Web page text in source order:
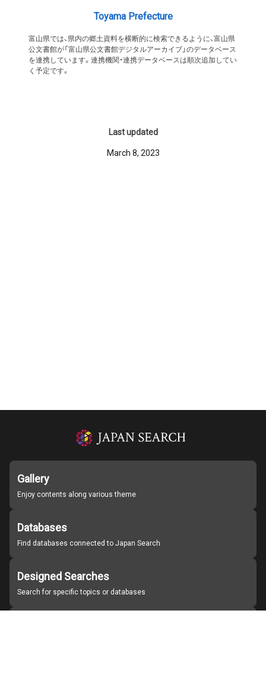
Toyama Prefecture
富山県では、県内の郷土資料を横断的に検索できるように、富山県
公文書館が「富山県公文書館デジタルアーカイブ」のデータベース
を連携しています。連携機関・連携データベースは順次追加してい
く予定です。
Last updated
March 8, 2023
Gallery
Enjoy contents along various theme
Databases
Find databases connected to Japan Search
Designed Searches
Search for specific topics or databases